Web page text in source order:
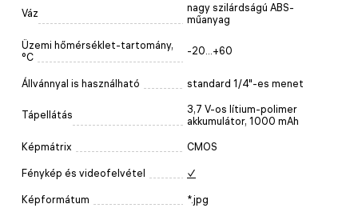
Váz
nagy szilárdságú ABS-
műanyag
Üzemi hőmérséklet-tartomány,
°C
-20...+60
Állvánnyal is használható standard 1/4"-es menet
Tápellátás
3,7 V-os lítium-polimer
akkumulátor, 1000 mAh
Képmátrix CMOS
Fénykép és videofelvétel ✓
Képformátum *.jpg